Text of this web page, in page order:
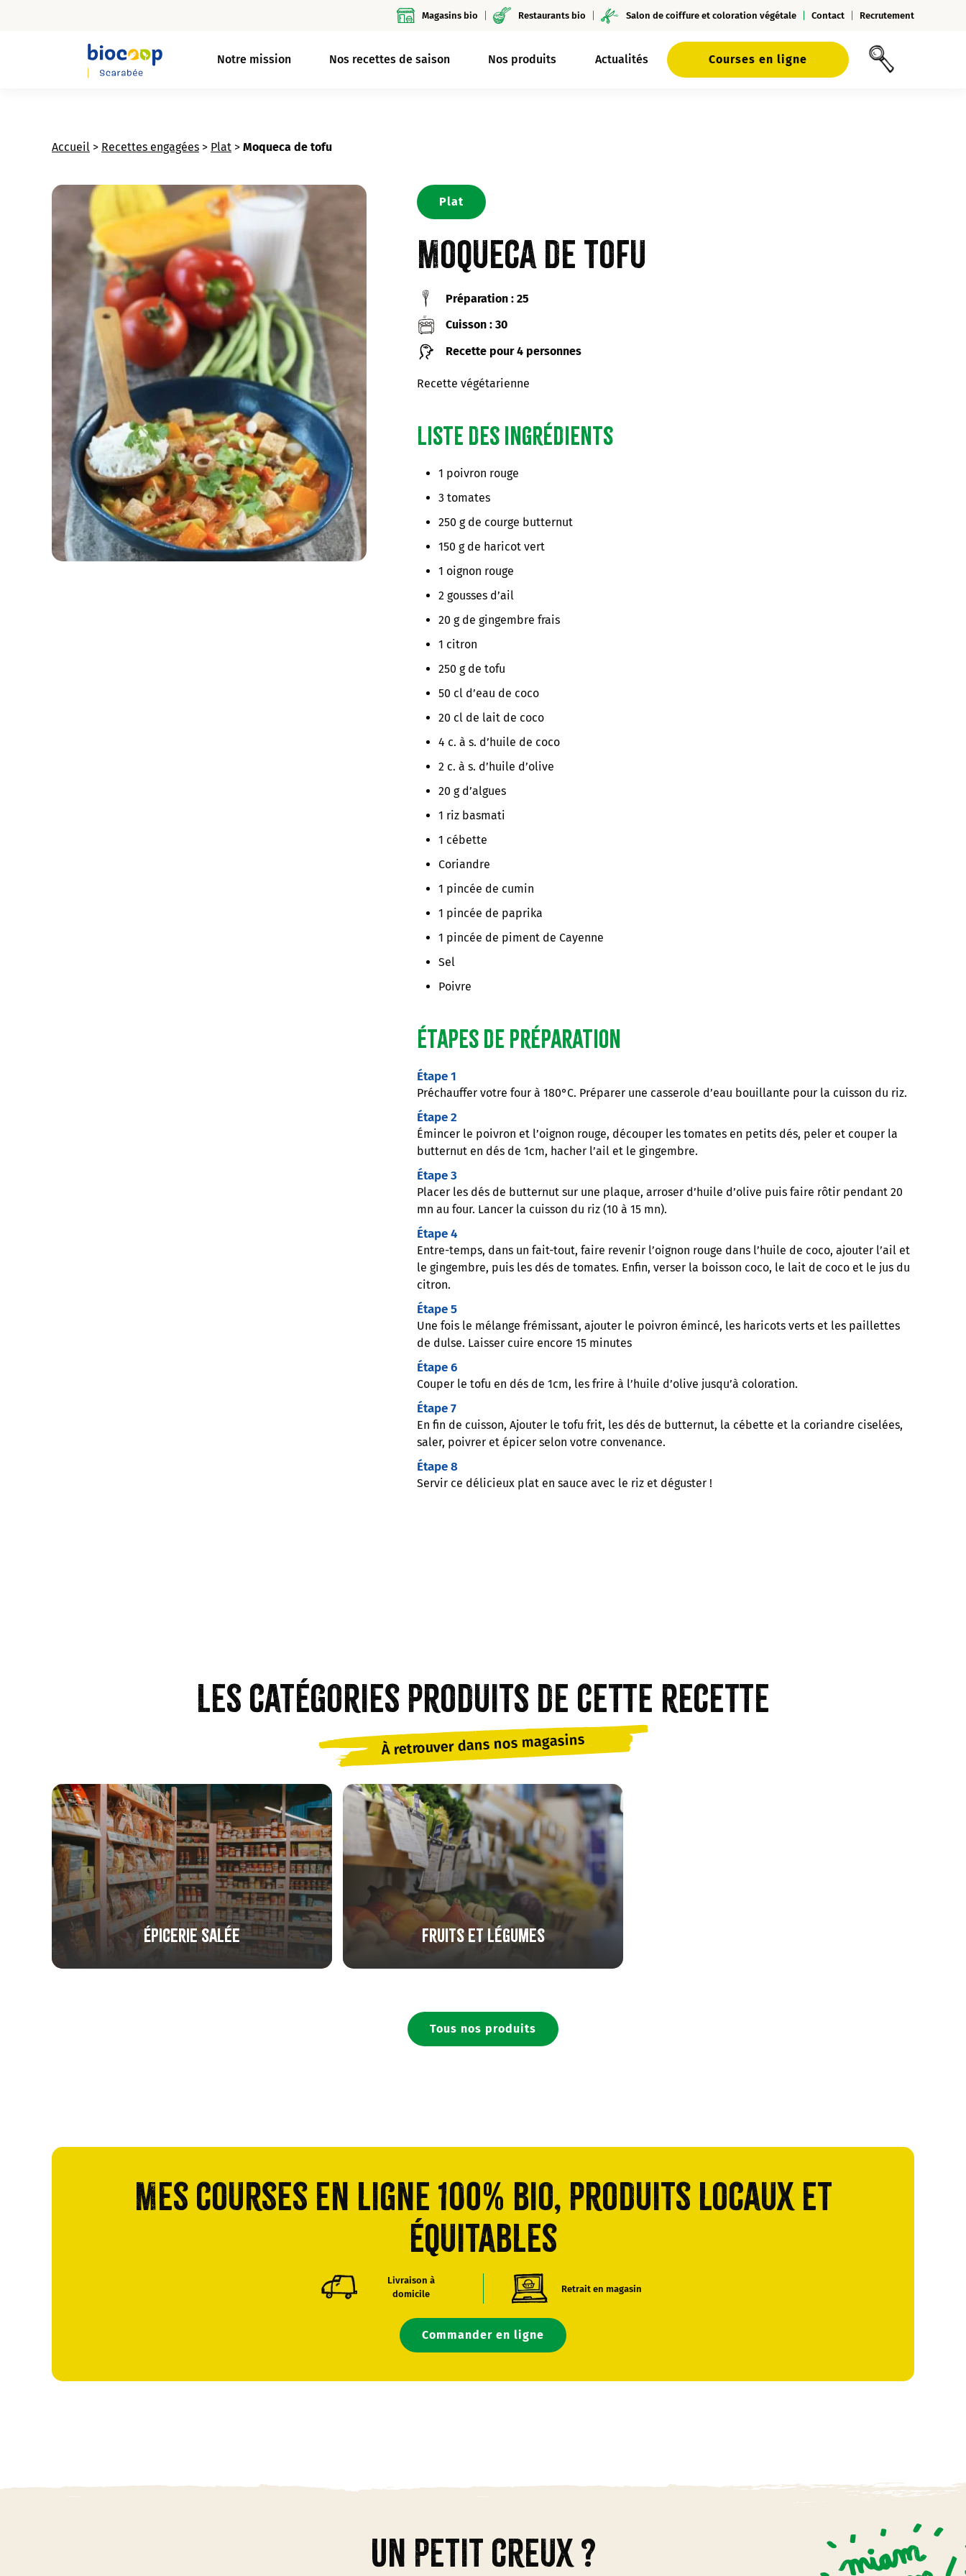
Magasins bio Restaurants bio Salon de coiffure et coloration végétale Contact Recrutement
Notre mission Nos recettes de saison Nos produits Actualités Courses en ligne
Accueil > Recettes engagées > Plat > Moqueca de tofu
Plat
Moqueca de tofu
Préparation : 25
Cuisson : 30
Recette pour 4 personnes
Recette végétarienne
Liste des ingrédients
1 poivron rouge
3 tomates
250 g de courge butternut
150 g de haricot vert
1 oignon rouge
2 gousses d’ail
20 g de gingembre frais
1 citron
250 g de tofu
50 cl d’eau de coco
20 cl de lait de coco
4 c. à s. d’huile de coco
2 c. à s. d’huile d’olive
20 g d’algues
1 riz basmati
1 cébette
Coriandre
1 pincée de cumin
1 pincée de paprika
1 pincée de piment de Cayenne
Sel
Poivre
Étapes de préparation
Étape 1
Préchauffer votre four à 180°C. Préparer une casserole d’eau bouillante pour la cuisson du riz.
Étape 2
Émincer le poivron et l’oignon rouge, découper les tomates en petits dés, peler et couper la
butternut en dés de 1cm, hacher l’ail et le gingembre.
Étape 3
Placer les dés de butternut sur une plaque, arroser d’huile d’olive puis faire rôtir pendant 20
mn au four. Lancer la cuisson du riz (10 à 15 mn).
Étape 4
Entre-temps, dans un fait-tout, faire revenir l’oignon rouge dans l’huile de coco, ajouter l’ail et
le gingembre, puis les dés de tomates. Enfin, verser la boisson coco, le lait de coco et le jus du
citron.
Étape 5
Une fois le mélange frémissant, ajouter le poivron émincé, les haricots verts et les paillettes
de dulse. Laisser cuire encore 15 minutes
Étape 6
Couper le tofu en dés de 1cm, les frire à l’huile d’olive jusqu’à coloration.
Étape 7
En fin de cuisson, Ajouter le tofu frit, les dés de butternut, la cébette et la coriandre ciselées,
saler, poivrer et épicer selon votre convenance.
Étape 8
Servir ce délicieux plat en sauce avec le riz et déguster !
Les catégories produits de cette recette
À retrouver dans nos magasins
Épicerie salée Fruits et légumes
Tous nos produits
Mes courses en ligne 100% bio, produits locaux et
équitables
Livraison à
domicile
Retrait en magasin
Commander en ligne
Un petit creux ?